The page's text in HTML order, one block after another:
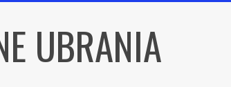
UBRANIA